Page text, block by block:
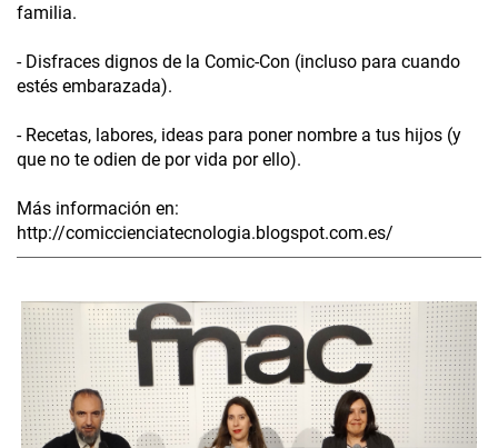
familia.
- Disfraces dignos de la Comic-Con (incluso para cuando
estés embarazada).
- Recetas, labores, ideas para poner nombre a tus hijos (y
que no te odien de por vida por ello).
Más información en:
http://comiccienciatecnologia.blogspot.com.es/